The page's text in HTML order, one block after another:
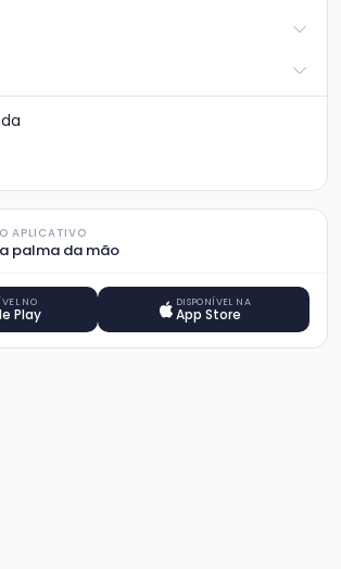
APLICATIVO
palma da mão
NO
Play
DISPONÍVEL NA
App Store